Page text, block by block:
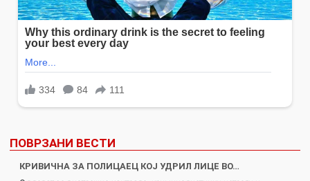
ПОВРЗАНИ ВЕСТИ
КРИВИЧНА ЗА ПОЛИЦАЕЦ КОЈ УДРИЛ ЛИЦЕ ВО…